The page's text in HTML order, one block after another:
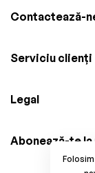
Contactează-
Serviciu clienți
Legal
Abonează-te